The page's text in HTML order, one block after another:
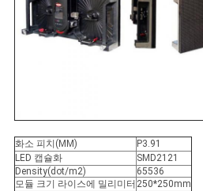
화소 피치(MM)
P3.91
LED 캡슐화
SMD2121
Density(dot/m2)
65536
모듈 크기 라이스에 밀리미터 250*250mm